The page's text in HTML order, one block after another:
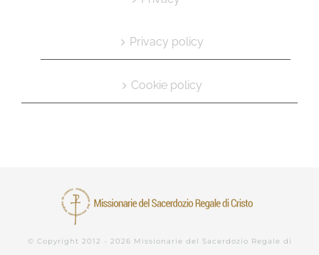
Privacy policy
Cookie policy
© Copyright 2012 - 2026 Missionarie del Sacerdozio Regale di